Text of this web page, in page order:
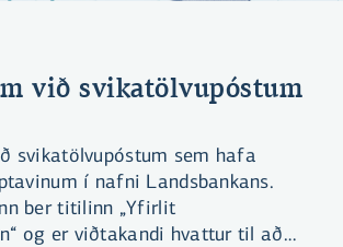
við svikatölvupóstum
svikatölvupóstum sem hafa
í nafni Landsbankans.
ber titilinn „Yfirlit
og er viðtakandi hvattur til að